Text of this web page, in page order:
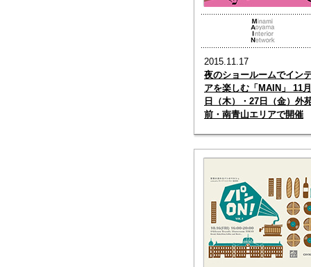
2015.11.17
夜のショールームでイン
アを楽しむ「MAIN」 11
日（木）・27日（金）外
前・南青山エリアで開催